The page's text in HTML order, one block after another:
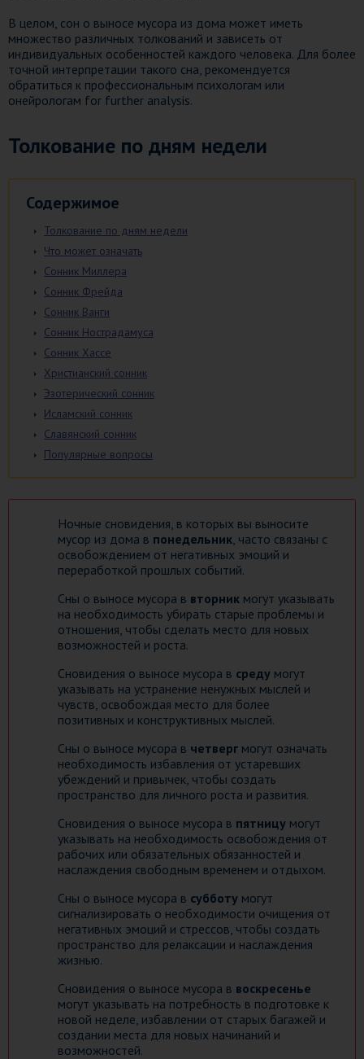
В целом, сон о выносе мусора из дома может иметь
множество различных толкований и зависеть от
индивидуальных особенностей каждого человека. Для более
точной интерпретации такого сна, рекомендуется
обратиться к профессиональным психологам или
онейрологам for further analysis.
Толкование по дням недели
Содержимое
Толкование по дням недели
Что может означать
Сонник Миллера
Сонник Фрейда
Сонник Ванги
Сонник Нострадамуса
Сонник Хассе
Христианский сонник
Эзотерический сонник
Исламский сонник
Славянский сонник
Популярные вопросы
Ночные сновидения, в которых вы выносите
мусор из дома в понедельник, часто связаны с
освобождением от негативных эмоций и
переработкой прошлых событий.
Сны о выносе мусора в вторник могут указывать
на необходимость убирать старые проблемы и
отношения, чтобы сделать место для новых
возможностей и роста.
Сновидения о выносе мусора в среду могут
указывать на устранение ненужных мыслей и
чувств, освобождая место для более
позитивных и конструктивных мыслей.
Сны о выносе мусора в четверг могут означать
необходимость избавления от устаревших
убеждений и привычек, чтобы создать
пространство для личного роста и развития.
Сновидения о выносе мусора в пятницу могут
указывать на необходимость освобождения от
рабочих или обязательных обязанностей и
наслаждения свободным временем и отдыхом.
Сны о выносе мусора в субботу могут
сигнализировать о необходимости очищения от
негативных эмоций и стрессов, чтобы создать
пространство для релаксации и наслаждения
жизнью.
Сновидения о выносе мусора в воскресенье
могут указывать на потребность в подготовке к
новой неделе, избавлении от старых багажей и
создании места для новых начинаний и
возможностей.